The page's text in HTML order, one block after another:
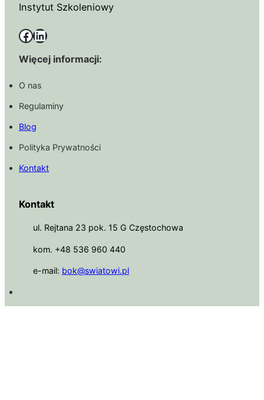
Instytut Szkoleniowy
Facebook LinkedIn
Więcej informacji:
O nas
Regulaminy
Blog
Polityka Prywatności
Kontakt
Kontakt
ul. Rejtana 23 pok. 15 G Częstochowa
kom. +48 536 960 440
e-mail: bok@swiatowi.pl